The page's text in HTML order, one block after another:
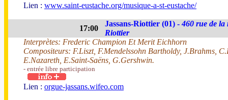
Lien : www.saint-eustache.org/musique-a-st-eustache/
17:00
Jassans-Riottier (01) - 460 rue de la
Riottier
Interprètes: Frederic Champion Et Merit Eichhorn
Compositeurs: F.Liszt, F.Mendelssohn Bartholdy, J.Brahms,
E.Nazareth, E.Saint-Saëns, G.Gershwin.
- entrée libre participation
Lien : orgue-jassans.wifeo.com